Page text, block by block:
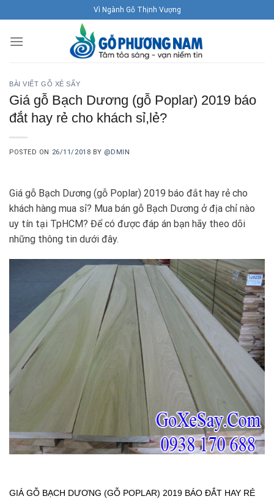
to
content
Vì Ngành Gỗ Thịnh Vượng
BÀI VIẾT GỖ XẺ SẤY
Giá gỗ Bạch Dương (gỗ Poplar) 2019 báo
đắt hay rẻ cho khách sỉ,lẻ?
POSTED ON 26/11/2018 BY @DMIN
Giá gỗ Bạch Dương (gỗ Poplar) 2019 báo đắt hay rẻ cho
khách hàng mua sỉ? Mua bán gỗ Bạch Dương ở địa chỉ nào
uy tín tại TpHCM? Để có được đáp án bạn hãy theo dõi
những thông tin dưới đây.
GIÁ GỖ BẠCH DƯƠNG (GỖ POPLAR) 2019 BÁO ĐẮT HAY RẺ